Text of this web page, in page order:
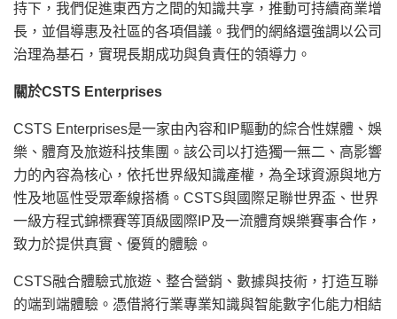
持下，我們促進東西方之間的知識共享，推動可持續商業增
長，並倡導惠及社區的各項倡議。我們的網絡還強調以公司
治理為基石，實現長期成功與負責任的領導力。
關於CSTS Enterprises
CSTS Enterprises是一家由內容和IP驅動的綜合性媒體、娛
樂、體育及旅遊科技集團。該公司以打造獨一無二、高影響
力的內容為核心，依托世界級知識產權，為全球資源與地方
性及地區性受眾牽線搭橋。CSTS與國際足聯世界盃、世界
一級方程式錦標賽等頂級國際IP及一流體育娛樂賽事合作，
致力於提供真實、優質的體驗。
CSTS融合體驗式旅遊、整合營銷、數據與技術，打造互聯
的端到端體驗。憑借將行業專業知識與智能數字化能力相結